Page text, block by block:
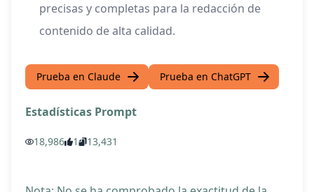
precisas y completas para la redacción de
contenido de alta calidad.
Prueba en Claude Prueba en ChatGPT
Estadísticas Prompt
18,986 1 13,431